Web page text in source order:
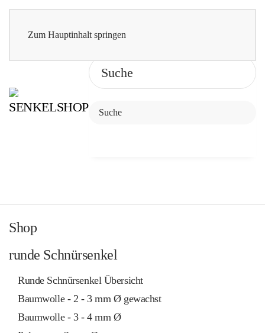
Zum Hauptinhalt springen
Shop
runde Schnürsenkel
Runde Schnürsenkel Übersicht
Baumwolle - 2 - 3 mm Ø gewachst
Baumwolle - 3 - 4 mm Ø